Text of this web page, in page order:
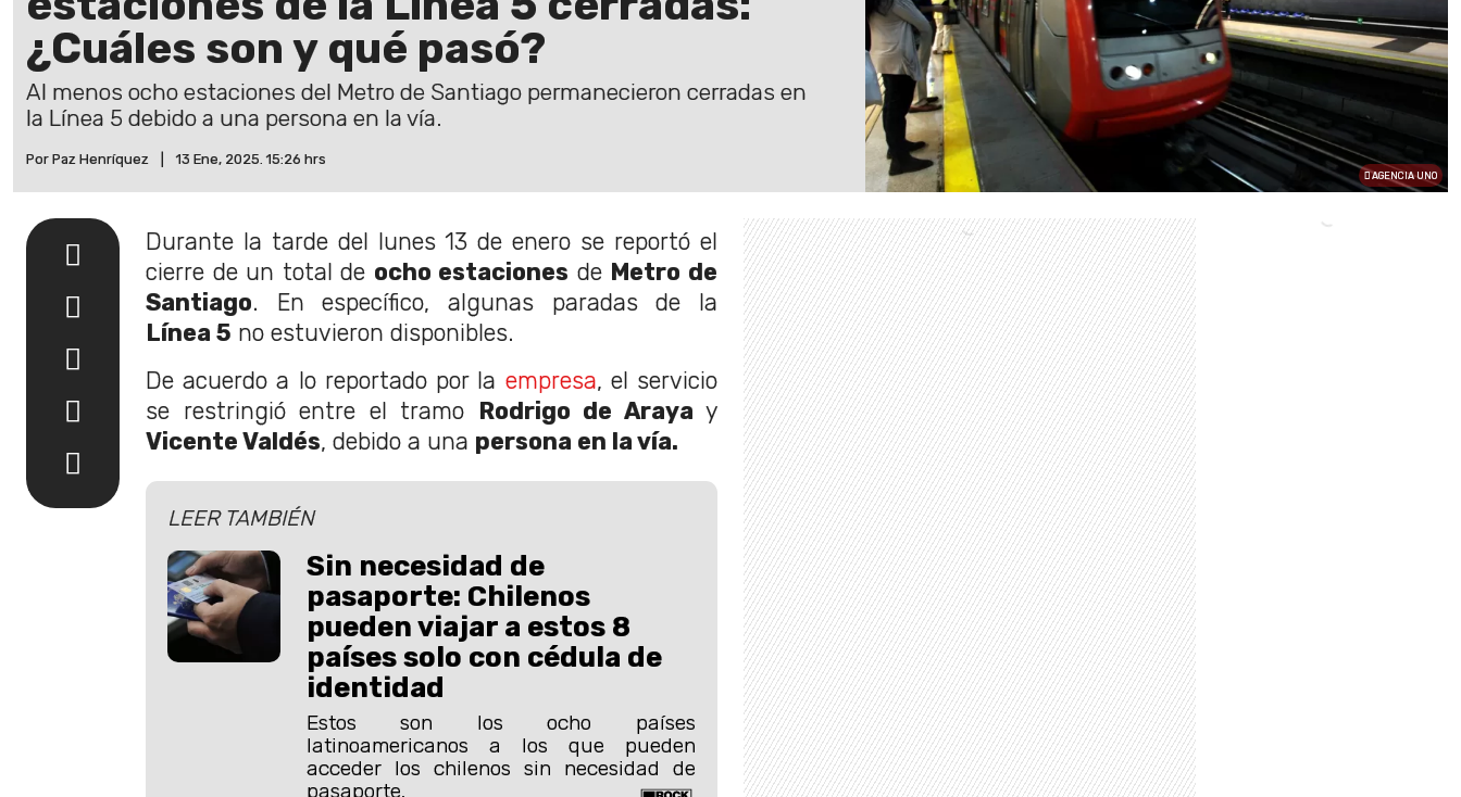
¿Cuáles son y qué pasó?
Al menos ocho estaciones del Metro de Santiago permanecieron cerradas en
la Línea 5 debido a una persona en la vía.
Por Paz Henríquez 13 Ene, 2025. 15:26 hrs
AGENCIA UNO
Durante la tarde del lunes 13 de enero se reportó el
cierre de un total de ocho estaciones de Metro de
Santiago. En específico, algunas paradas de la
Línea 5 no estuvieron disponibles.
De acuerdo a lo reportado por la empresa, el servicio
se restringió entre el tramo Rodrigo de Araya y
Vicente Valdés, debido a una persona en la vía.
LEER TAMBIÉN
Sin necesidad de
pasaporte: Chilenos
pueden viajar a estos 8
países solo con cédula de
identidad
Estos son los ocho países
latinoamericanos a los que pueden
acceder los chilenos sin necesidad de
pasaporte.